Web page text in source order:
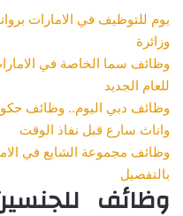
يوم للتوظيف في الامارات
وزائرة
وظائف سما الخاصة في
للعام الجديد
وظائف دبي اليوم.. وظائف
واناث سارع قبل نفاذ الوقت
وظائف مجموعة الشايع في
بالتفصيل
وظائف